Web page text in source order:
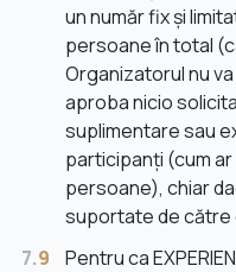
un număr fix și
persoane în total
Organizatorul nu
aproba nicio
suplimentare sau
participanți (cum
persoane), chiar
suportate de către
7.9
Pentru ca